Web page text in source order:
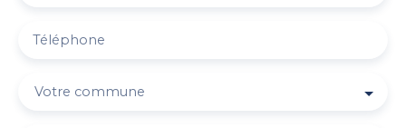
Téléphone
Votre commune